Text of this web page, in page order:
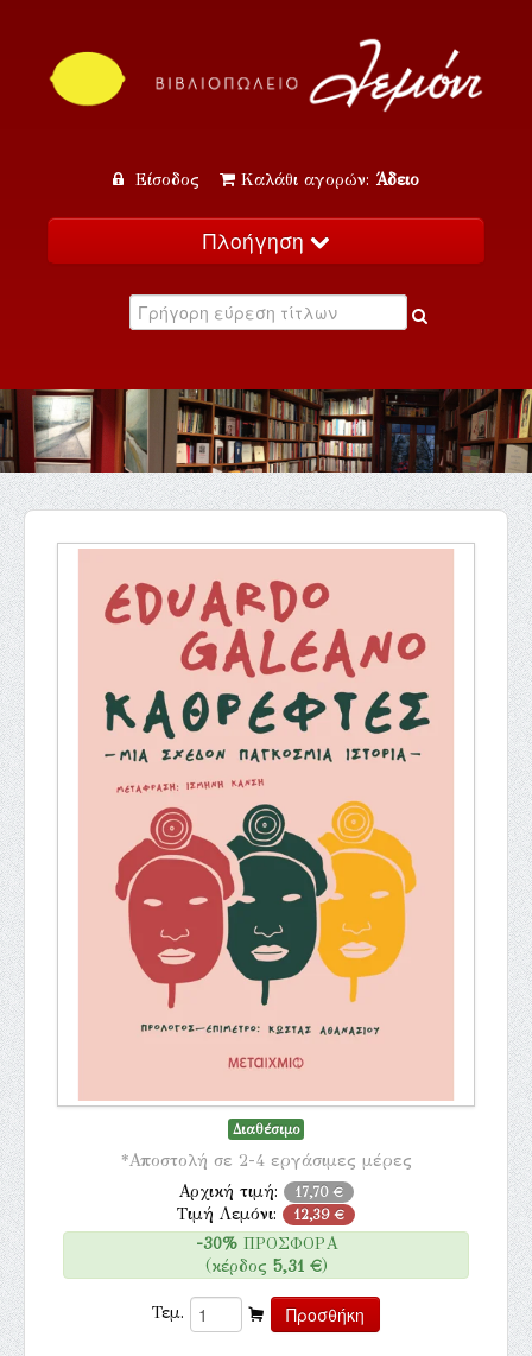
Είσοδος Καλάθι αγορών: Άδειο
Πλοήγηση
Κατάλογος
Εκδηλώσεις
Επικοινωνία
Διαθέσιμο
*Αποστολή σε 2-4 εργάσιμες μέρες
Αρχική τιμή: 17,70 €
Τιμή Λεμόνι: 12,39 €
-30%ΠΡΟΣΦΟΡΑ
(κέρδος 5,31 €)
Τεμ.